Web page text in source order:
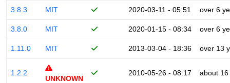
3.8.3 MIT 2020-03-11 - 05:51 over 6
3.8.0 MIT 2020-01-15 - 08:34 over 6
1.11.0 MIT 2013-03-04 - 18:36 over 13
1.2.2
UNKNOWN
2010-05-26 - 08:17 about